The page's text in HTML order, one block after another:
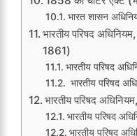
भारत शासन
भारतीय परिषद
1861)
भारतीय परिषद
भारतीय परिषद
भारतीय परिषद
भारतीय परिषद
भारतीय परिषद